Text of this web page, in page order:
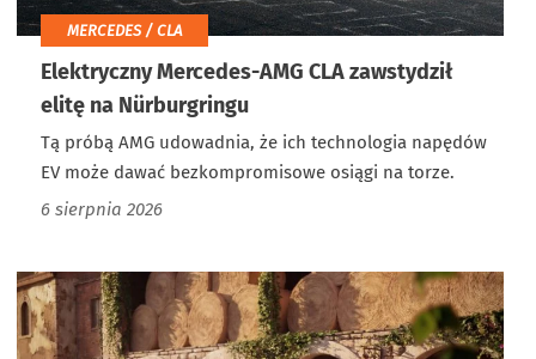
MERCEDES / CLA
Elektryczny Mercedes-AMG CLA zawstydził
elitę na Nürburgringu
Tą próbą AMG udowadnia, że ich technologia napędów
EV może dawać bezkompromisowe osiągi na torze.
6 sierpnia 2026